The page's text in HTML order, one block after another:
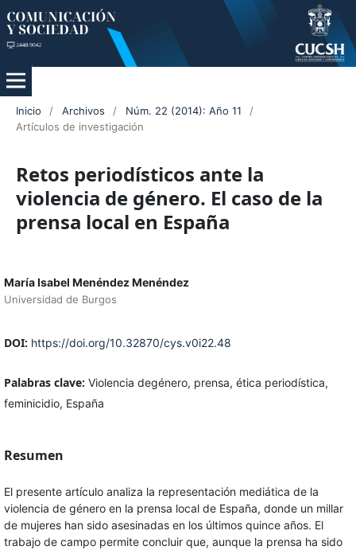
Inicio / Archivos / Núm. 22 (2014): Año 11
/
Artículos de investigación
Retos periodísticos ante la
violencia de género. El caso de la
prensa local en España
María Isabel Menéndez Menéndez
Universidad de Burgos
DOI: https://doi.org/10.32870/cys.v0i22.48
Palabras clave: Violencia degénero, prensa, ética periodística,
feminicidio, España
Resumen
El presente artículo analiza la representación mediática de la
violencia de género en la prensa local de España, donde un millar
de mujeres han sido asesinadas en los últimos quince años. El
trabajo de campo permite concluir que, aunque la prensa ha sido